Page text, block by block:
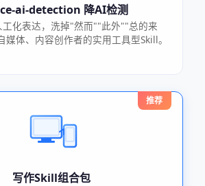
ai-detection 降AI检测
工化表达，洗掉"然而""此外""总的来
体、内容创作者的实用工具型Skill。
推荐
写作Skill组合包